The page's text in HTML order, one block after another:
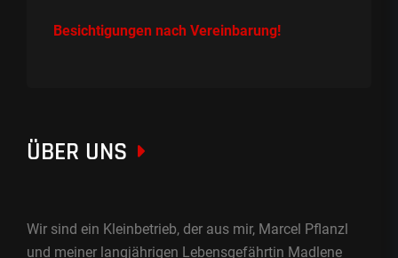
Besichtigungen nach Vereinbarung!
ÜBER UNS
Wir sind ein Kleinbetrieb, der aus mir, Marcel Pflanzl
und meiner langjährigen Lebensgefährtin Madlene